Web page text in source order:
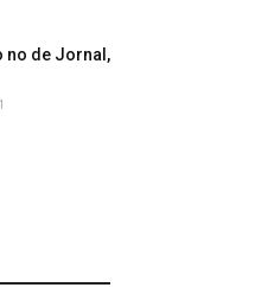
no de Jornal,